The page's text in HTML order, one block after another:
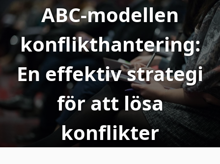
ABC-modellen
konflikthantering:
En effektiv strategi
för att lösa
konflikter